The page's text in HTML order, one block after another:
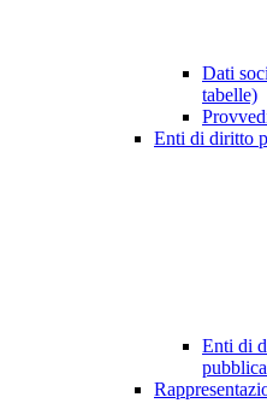
Dati
tabelle)
Enti di diritto
Enti di